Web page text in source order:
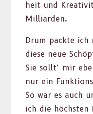
heit und
Mil­liar­den.
Drum pack­te ich
diese neue
Sie sollt’ mir
nur ein
So war es auch
ich die höch­sten